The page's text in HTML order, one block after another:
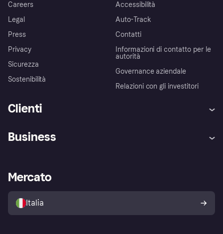
Careers
Legal
Press
Privacy
Sicurezza
Sostenibilità
Accessibilità
Auto-Track
Contatti
Informazioni di contatto per le
autorità
Governance aziendale
Relazioni con gli investitori
Clienti
Assistenza
Esplora i negozi
Politica di protezione
dell'acquirente Klarna
Business
Accesso aziende
Mercato
Italia